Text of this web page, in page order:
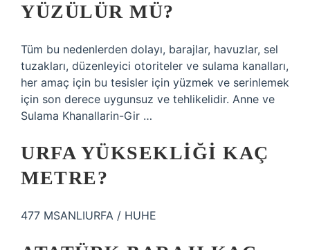
YÜZÜLÜR MÜ?
Tüm bu nedenlerden dolayı, barajlar, havuzlar, sel
tuzakları, düzenleyici otoriteler ve sulama kanalları,
her amaç için bu tesisler için yüzmek ve serinlemek
için son derece uygunsuz ve tehlikelidir. Anne ve
Sulama Khanallarin-Gir …
URFA YÜKSEKLIĞI KAÇ
METRE?
477 MSANLIURFA / HUHE